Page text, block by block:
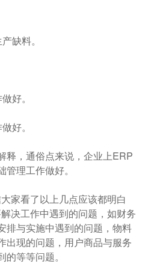
缺料。
好。
好。
，通俗点来说，企业上ERP
理工作做好。
看了以上几点应该都明白
决工作中遇到的问题，如财务
排与实施中遇到的问题，物料
出现的问题，用户商品与服务
等等问题。